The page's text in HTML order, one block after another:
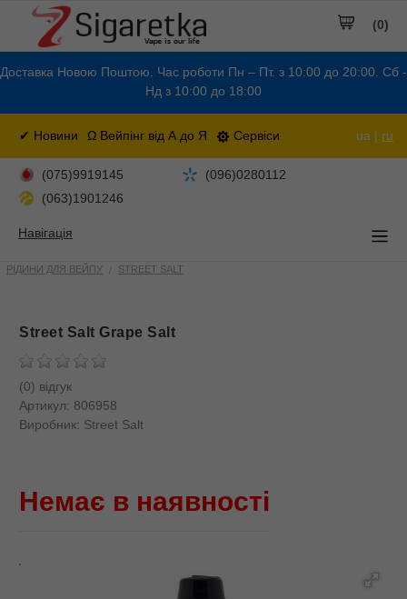
Доставка Новою Поштою. Час роботи Пн – Пт. з 10:00 до 20:00. Сб -
Нд з 10:00 до 18:00
✔ Новини Ω Вейпінг від А до Я Сервіси ua | ru
(0)
(075)9919145
(096)0280112
(063)1901246
Навігація
РІДИНИ ДЛЯ ВЕЙПУ STREET SALT
Street Salt Grape Salt
(0) відгук
Артикул: 806958
Виробник: Street Salt
Немає в наявності